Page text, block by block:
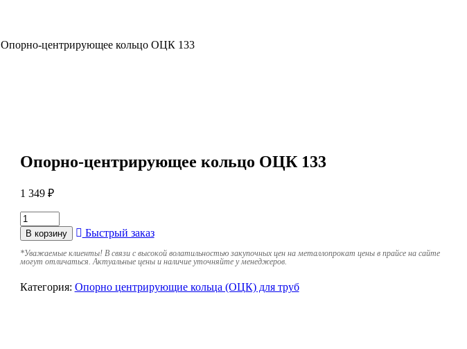
Опорно-центрирующее кольцо ОЦК 133
Опорно-центрирующее кольцо ОЦК 133
1 349 ₽
В корзину Быстрый заказ
*Уважаемые клиенты! В связи с высокой волатильностью закупочных цен на металлопрокат цены в прайсе на сайте
могут отличаться. Актуальные цены и наличие уточняйте у менеджеров.
Категория: Опорно центрирующие кольца (ОЦК) для труб